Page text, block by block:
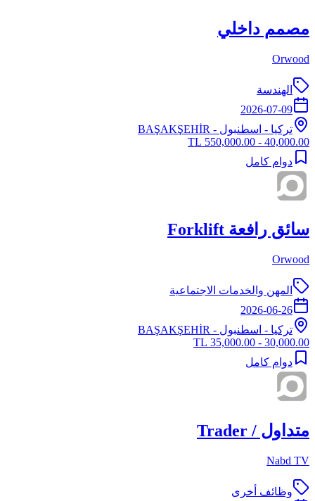
مصمم داخلي
Orwood
الهندسة
2026-07-09
تركيا - اسطنبول - BAŞAKŞEHİR
40,000.00 - 550,000.00 TL
دوام كامل
سائق رافعة Forklift
Orwood
المهن والخدمات الاجتماعية
2026-06-26
تركيا - اسطنبول - BAŞAKŞEHİR
30,000.00 - 35,000.00 TL
دوام كامل
متداول / Trader
Nabd TV
وظائف أخرى